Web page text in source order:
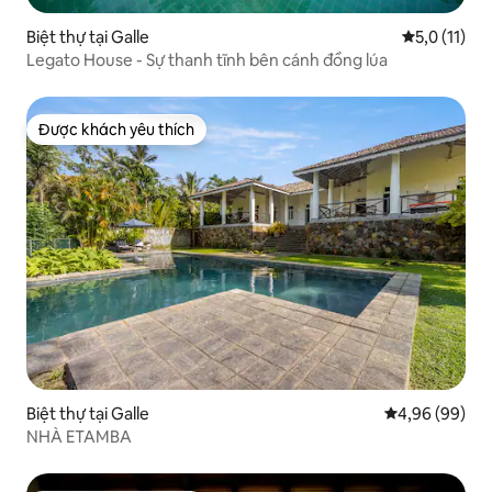
Biệt thự tại Galle Xếp hạng
5,0 (11)
Legato House - Sự thanh tĩnh bên cánh đồng lúa
Được khách yêu thích
Được khách yêu thích
Biệt thự tại Galle Xếp hạng
4,96 (99)
NHÀ ETAMBA